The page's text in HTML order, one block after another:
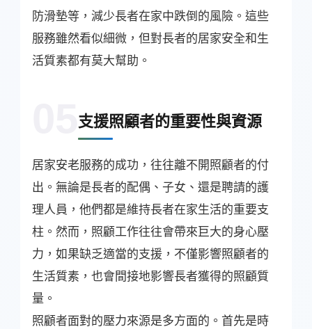
防滑墊等，減少長者在家中跌倒的風險。這些
服務雖然看似細微，但對長者的居家安全和生
活質素都有莫大幫助。
05支援照顧者的重要性與資源
居家安老服務的成功，往往離不開照顧者的付
出。無論是長者的配偶、子女、還是聘請的護
理人員，他們都是維持長者在家生活的重要支
柱。然而，照顧工作往往會帶來巨大的身心壓
力，如果缺乏適當的支援，不僅影響照顧者的
生活質素，也會間接地影響長者獲得的照顧質
量。
照顧者面對的壓力來源是多方面的。首先是時